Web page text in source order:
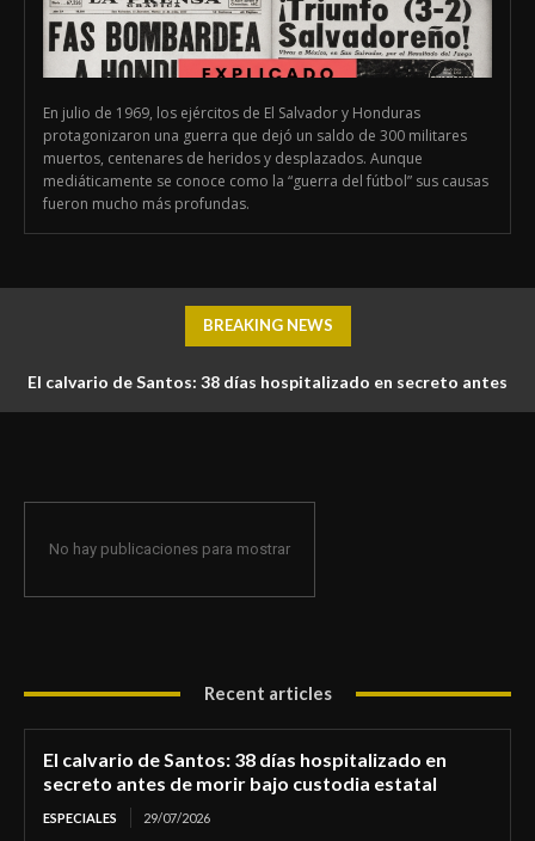
En julio de 1969, los ejércitos de El Salvador y Honduras
protagonizaron una guerra que dejó un saldo de 300 militares
muertos, centenares de heridos y desplazados. Aunque
mediáticamente se conoce como la “guerra del fútbol” sus causas
fueron mucho más profundas.
BREAKING NEWS
El calvario de Santos: 38 días hospitalizado en secreto antes
No hay publicaciones para mostrar
Recent articles
El calvario de Santos: 38 días hospitalizado en
secreto antes de morir bajo custodia estatal
ESPECIALES 29/07/2026